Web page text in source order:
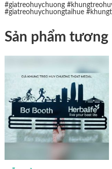
#giatreohuychuong
#giatreohuychuongtaihue
Sản phẩm